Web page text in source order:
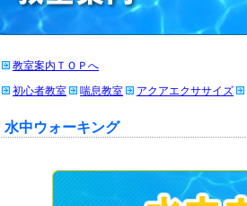
教室案内ＴＯＰへ
初心者教室
喘息教室 アクアエクササイズ
水中ウォーキング